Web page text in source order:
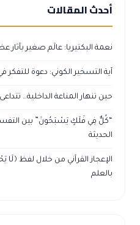
أحدث المقالات
نعمة البكتيريا: عالَم صغير بآثار
آية التسخير الكوني: دعوة للتفكر
حين تنهار المناعة الداخلية…
“كُلٌّ فِي فَلَكٍ يَسْبَحُونَ” بين
الحديثة
الإعجاز القرآني من خلال لفظ
بالعلم